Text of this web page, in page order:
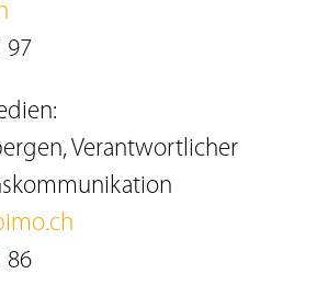
97
Verantwortlicher
86